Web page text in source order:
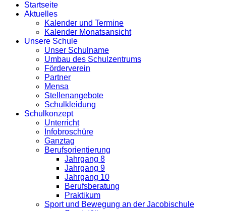
Startseite
Aktuelles
Kalender und Termine
Kalender Monatsansicht
Unsere Schule
Unser Schulname
Umbau des Schulzentrums
Förderverein
Partner
Mensa
Stellenangebote
Schulkleidung
Schulkonzept
Unterricht
Infobroschüre
Ganztag
Berufsorientierung
Jahrgang 8
Jahrgang 9
Jahrgang 10
Berufsberatung
Praktikum
Sport und Bewegung an der Jacobischule